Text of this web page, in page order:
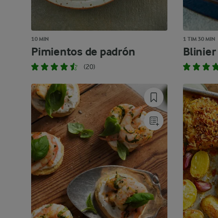
10 MIN
Pimientos de padrón
(20)
1 TIM 30 MIN
Blinier